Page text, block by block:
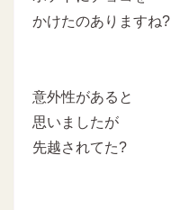
かけたのありますね?
意外性があると
思いましたが
先越されてた?